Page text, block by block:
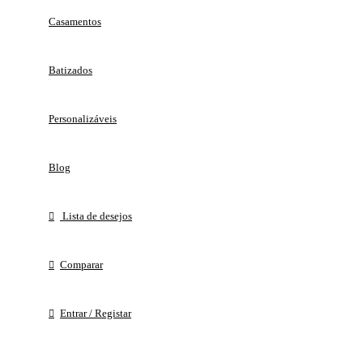
Casamentos
Batizados
Personalizáveis
Blog
Lista de desejos
Comparar
Entrar / Registar